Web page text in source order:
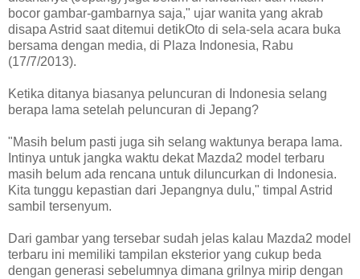
bocor gambar-gambarnya saja," ujar wanita yang akrab
disapa Astrid saat ditemui detikOto di sela-sela acara buka
bersama dengan media, di Plaza Indonesia, Rabu
(17/7/2013).
Ketika ditanya biasanya peluncuran di Indonesia selang
berapa lama setelah peluncuran di Jepang?
"Masih belum pasti juga sih selang waktunya berapa lama.
Intinya untuk jangka waktu dekat Mazda2 model terbaru
masih belum ada rencana untuk diluncurkan di Indonesia.
Kita tunggu kepastian dari Jepangnya dulu," timpal Astrid
sambil tersenyum.
Dari gambar yang tersebar sudah jelas kalau Mazda2 model
terbaru ini memiliki tampilan eksterior yang cukup beda
dengan generasi sebelumnya dimana grilnya mirip dengan